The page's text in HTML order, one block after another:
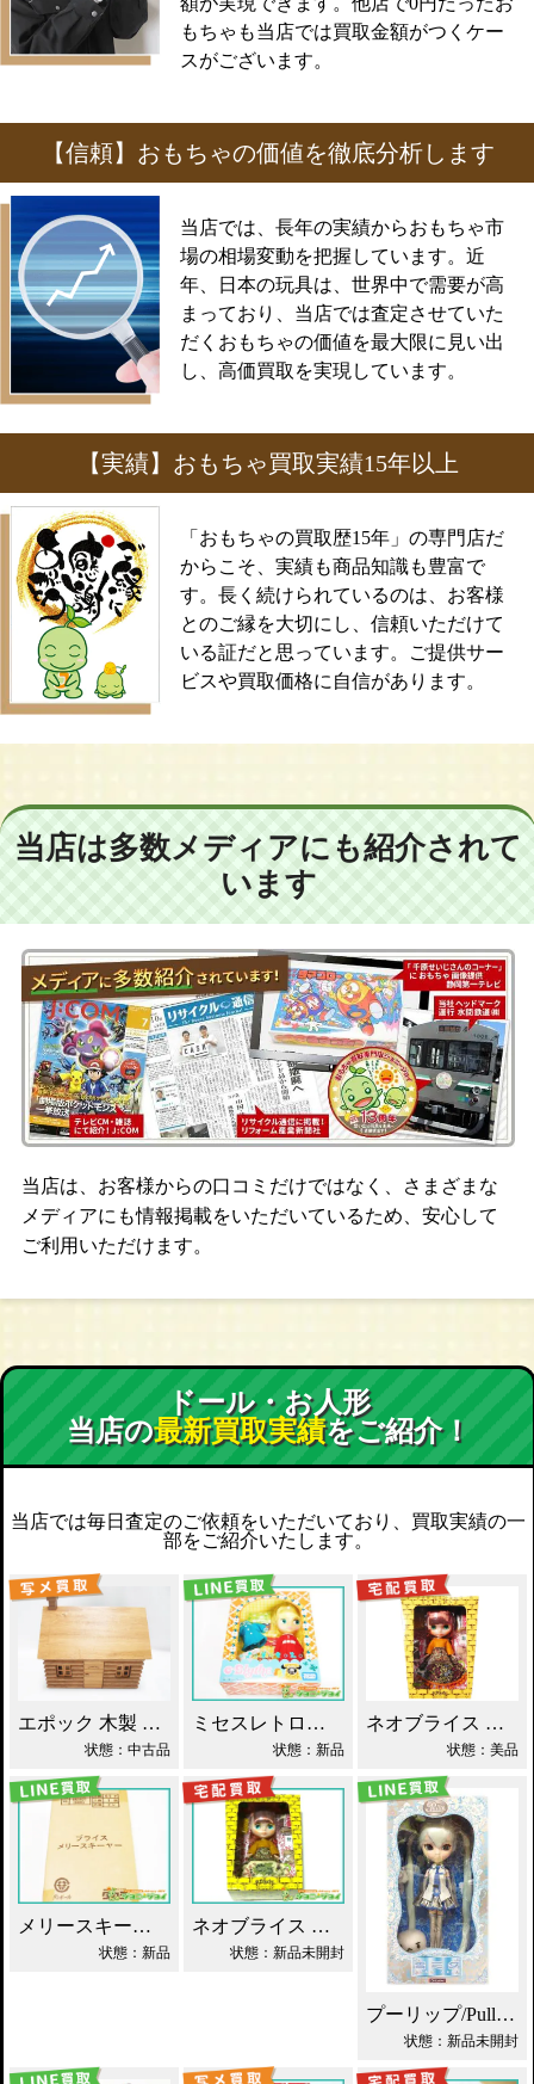
もちゃも当店では買取金額がつくケー
スがございます。
【信頼】おもちゃの価値を徹底分析します
当店では、長年の実績からおもちゃ市
場の相場変動を把握しています。近
年、日本の玩具は、世界中で需要が高
まっており、当店では査定させていた
だくおもちゃの価値を最大限に見い出
し、高価買取を実現しています。
【実績】おもちゃ買取実績15年以上
「おもちゃの買取歴15年」の専門店だ
からこそ、実績も商品知識も豊富で
す。長く続けられているのは、お客様
とのご縁を大切にし、信頼いただけて
いる証だと思っています。ご提供サー
ビスや買取価格に自信があります。
当店は多数メディアにも紹介されて
います
当店は、お客様からの口コミだけではなく、さまざまな
メディアにも情報掲載をいただいているため、安心して
ご利用いただけます。
ドール・お人形
当店の最新買取実績をご紹介！
当店では毎日査定のご依頼をいただいており、買取実績の一
部をご紹介いたします。
エポック 木製 丸太小屋 シルバニアファミリー 買取！
状態：中古品
ミセスレトロママ ネオブライス Blythe買取！
状態：新品
ネオブライス あちゃちゅむずきん 買取！
状態：美品
メリースキーヤー ネオブライス タカラ買取！
状態：新品
ネオブライス あちゃちゅむずきん Blythe 人形 買取！
状態：新品未開封
プーリップ/Pullip 雪ミク 初音ミク 買取
状態：新品未開封